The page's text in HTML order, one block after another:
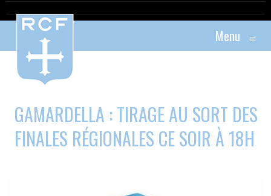
Menu ≡
GAMARDELLA : TIRAGE AU SORT DES
FINALES RÉGIONALES CE SOIR À 18H